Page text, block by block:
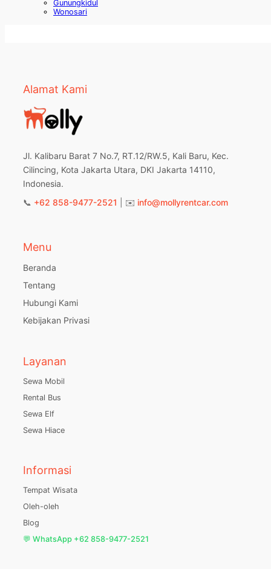
Gunungkidul
Wonosari
Alamat Kami
Jl. Kalibaru Barat 7 No.7, RT.12/RW.5, Kali Baru, Kec.
Cilincing, Kota Jakarta Utara, DKI Jakarta 14110,
Indonesia.
📞 +62 858-9477-2521 | ✉️ info@mollyrentcar.com
Menu
Beranda
Tentang
Hubungi Kami
Kebijakan Privasi
Layanan
Sewa Mobil
Rental Bus
Sewa Elf
Sewa Hiace
Informasi
Tempat Wisata
Oleh-oleh
Blog
💬 WhatsApp +62 858-9477-2521